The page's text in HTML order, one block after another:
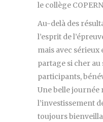
le collège
Au-delà des
l’esprit de
mais avec sérieux
partage si cher
participants,
Une belle journée
l’investissement
toujours